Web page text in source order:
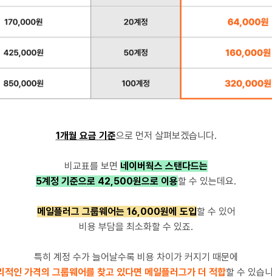
1개월 요금 기준으로 먼저 살펴보겠습니다.
비교표를 보면 네이버웍스 스탠다드는
5계정 기준으로 42,500원으로 이용할 수 있는데요.
메일플러그 그룹웨어는 16,000원에 도입할 수 있어
비용 부담을 최소화할 수 있죠.
특히 계정 수가 늘어날수록 비용 차이가 커지기 때문에
적인 가격의 그룹웨어를 찾고 있다면 메일플러그가 더 적합할 수 있습